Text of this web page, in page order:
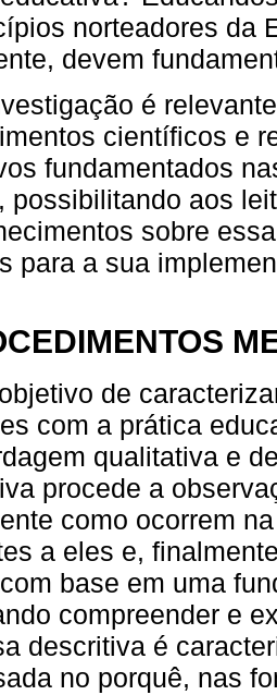
norteadores da
devem
é
científicos e
fundamentados
possibilitando aos
sobre
para a sua
de
com a prática
qualitativa e
procede a
como ocorrem
a eles e,
base em uma
compreender e
descritiva é
no porquê, nas